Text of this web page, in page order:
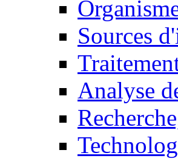
Sources
Analyse